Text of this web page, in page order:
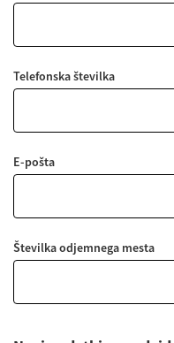
Telefonska številka
E-pošta
Številka odjemnega mesta